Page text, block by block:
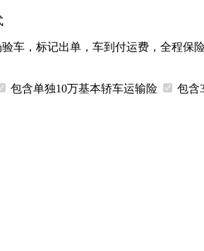
车，标记出单，车到付运费，全程保
包含单独10万基本轿车运输险 包含